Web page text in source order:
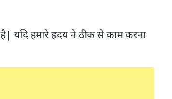
यदि हमारे ह्रदय ने ठीक से काम करना